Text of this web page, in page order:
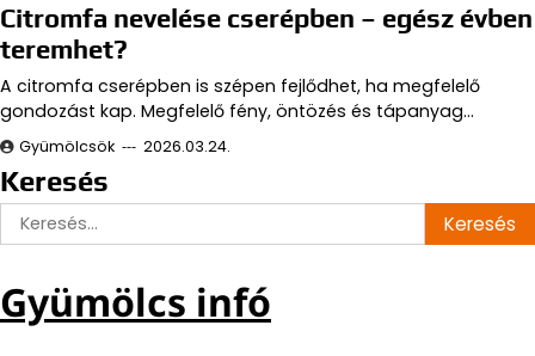
Citromfa nevelése cserépben – egész évben
teremhet?
A citromfa cserépben is szépen fejlődhet, ha megfelelő
gondozást kap. Megfelelő fény, öntözés és tápanyag…
Gyümölcsök 2026.03.24.
Keresés
Keresés:
Gyümölcs infó